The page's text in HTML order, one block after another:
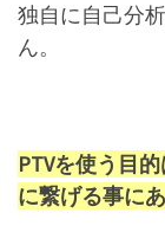
独自に自己分
ん。
PTVを使う目
に繋げる事にあ